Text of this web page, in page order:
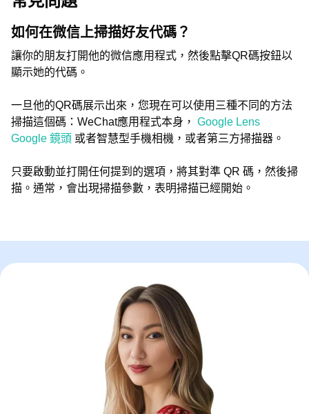
如何在微信上掃描好友代碼？
讓你的朋友打開他的微信應用程式，然後點擊QR碼按鈕以
顯示她的代碼。
一旦他的QR碼展示出來，您現在可以使用三種不同的方法
掃描這個碼：WeChat應用程式本身， Google Lens
Google 鏡頭 或者智慧型手機相機，或者第三方掃描器。
只要啟動並打開任何提到的選項，將其對準 QR 碼，然後掃
描。通常，會出現掃描參數，表明掃描已經開始。